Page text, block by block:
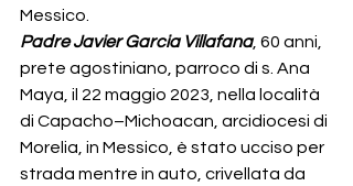
Messico.
Padre Javier Garcia Villafana, 60 anni,
prete agostiniano, parroco di s. Ana
Maya, il 22 maggio 2023, nella località
di Capacho–Michoacan, arcidiocesi di
Morelia, in Messico, è stato ucciso per
strada mentre in auto, crivellata da